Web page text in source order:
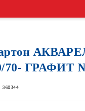
70- ГРАФИТ
360344